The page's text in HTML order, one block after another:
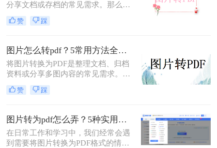
分享文档或存档的常见需求。那么图
片如何转pdf呢？本文将介绍三种简单
有效的方法，助您快速完成转换。
赞 踩
图片怎么转pdf？5常用方法全攻略！
将图片转换为PDF是整理文档、归档
资料或分享多图内容的常见需求。那
么图片怎么转pdf呢？本文系统梳理5
类主流方法，助你快速实现图片转
赞 踩
图片转为pdf怎么弄？5种实用转换方法详解！
在日常工作和学习中，我们经常会遇
到需要将图片转换为PDF格式的情